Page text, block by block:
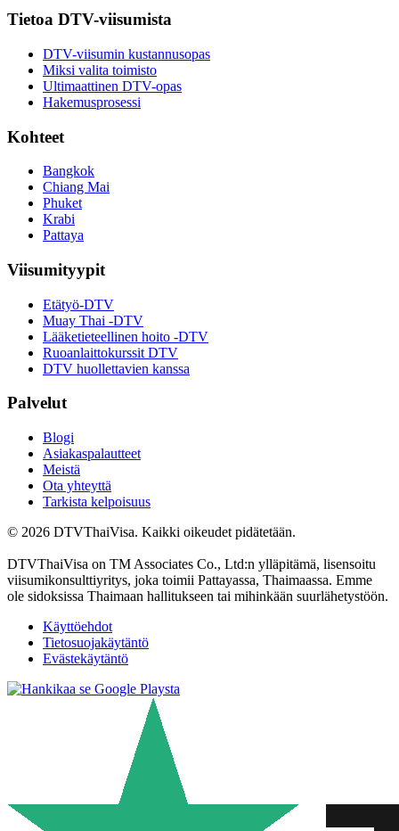
Tietoa DTV-viisumista
DTV-viisumin kustannusopas
Miksi valita toimisto
Ultimaattinen DTV-opas
Hakemusprosessi
Kohteet
Bangkok
Chiang Mai
Phuket
Krabi
Pattaya
Viisumityypit
Etätyö-DTV
Muay Thai -DTV
Lääketieteellinen hoito -DTV
Ruoanlaittokurssit DTV
DTV huollettavien kanssa
Palvelut
Blogi
Asiakaspalautteet
Meistä
Ota yhteyttä
Tarkista kelpoisuus
© 2026 DTVThaiVisa. Kaikki oikeudet pidätetään.
DTVThaiVisa on TM Associates Co., Ltd:n ylläpitämä, lisensoitu
viisumikonsulttiyritys, joka toimii Pattayassa, Thaimaassa. Emme
ole sidoksissa Thaimaan hallitukseen tai mihinkään suurlähetystöön.
Käyttöehdot
Tietosuojakäytäntö
Evästekäytäntö